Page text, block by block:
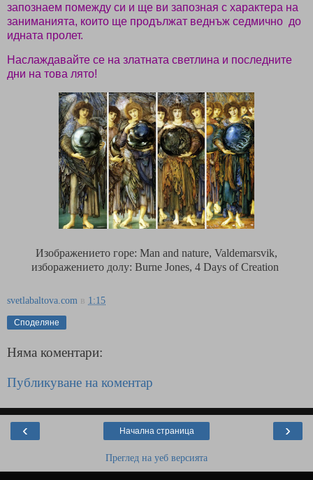
запознаем помежду си и ще ви запозная с характера на
заниманията, които ще продължат веднъж седмично до
идната пролет.
Наслаждавайте се на златната светлина и последните
дни на това лято!
Изображението горе: Man and nature, Valdemarsvik,
изборажението долу: Burne Jones, 4 Days of Creation
svetlabaltova.com в 1:15
Споделяне
Няма коментари:
Публикуване на коментар
‹ ›
Начална страница
Преглед на уеб версията